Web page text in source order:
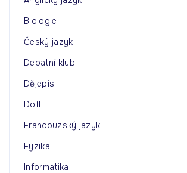
Biologie
Český jazyk
Debatní klub
Dějepis
DofE
Francouzský jazyk
Fyzika
Informatika